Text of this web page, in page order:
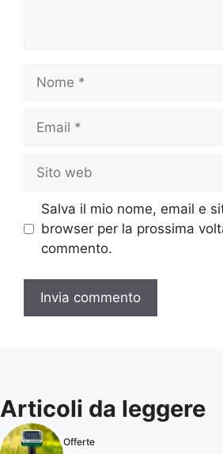
Nome
Email
Sito
web
Salva il mio nome, email e
browser per la prossima
commento.
Articoli da leggere
Offerte